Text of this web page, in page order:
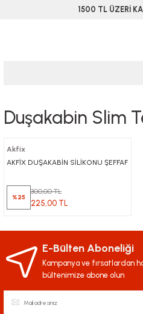
1500 TL ÜZERİ
Duşakabin Slim
Akfix
AKFİX DUŞAKABİN SİLİKONU ŞEFFAF
%25
300,00 TL
225,00 TL
E-Bülten Aboneliği
Kampanya ve fırsatlardan
bültenimize abone olun